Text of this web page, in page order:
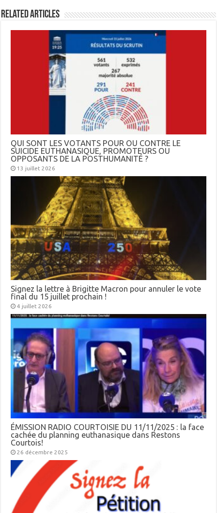
Related Articles
QUI SONT LES VOTANTS POUR OU CONTRE LE
SUICIDE EUTHANASIQUE, PROMOTEURS OU
OPPOSANTS DE LA POSTHUMANITÉ ?
13 juillet 2026
Signez la lettre à Brigitte Macron pour annuler le vote
final du 15 juillet prochain !
4 juillet 2026
ÉMISSION RADIO COURTOISIE DU 11/11/2025 : la face
cachée du planning euthanasique dans Restons
Courtois!
26 décembre 2025